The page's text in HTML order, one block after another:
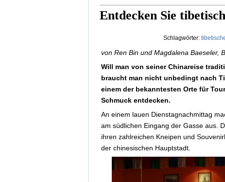
Entdecken Sie
Schlagwörter:
von Ren Bin und Magdalena Baeseler,
Will man von seiner Chinareise
braucht man nicht unbedingt nach
einem der bekanntesten Orte für
Schmuck entdecken.
An einem lauen Dienstagnachmittag
am südlichen Eingang der Gasse aus.
ihren zahlreichen Kneipen und
der chinesischen Hauptstadt.